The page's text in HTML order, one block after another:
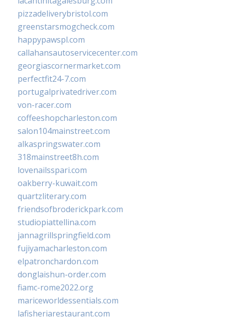
pizzadeliverybristol.com
greenstarsmogcheck.com
happypawspl.com
callahansautoservicecenter.com
georgiascornermarket.com
perfectfit24-7.com
portugalprivatedriver.com
von-racer.com
coffeeshopcharleston.com
salon104mainstreet.com
alkaspringswater.com
318mainstreet8h.com
lovenailsspari.com
oakberry-kuwait.com
quartzliterary.com
friendsofbroderickpark.com
studiopiattellina.com
jannagrillspringfield.com
fujiyamacharleston.com
elpatronchardon.com
donglaishun-order.com
fiamc-rome2022.org
mariceworldessentials.com
lafisheriarestaurant.com